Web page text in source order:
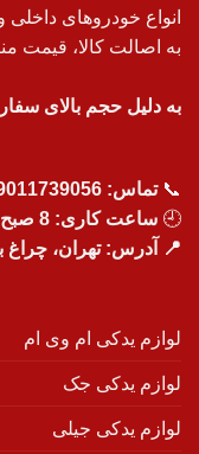
انواع خودروهای
به اصالت کالا، قیمت
به دلیل حجم بالای
📞تماس:
🕘 ساعت کاری: 8 صبح تا 9 شب
📍 آدرس: تهران، چراغ
لوازم یدکی ام وی ام
لوازم یدکی جک
لوازم یدکی جیلی